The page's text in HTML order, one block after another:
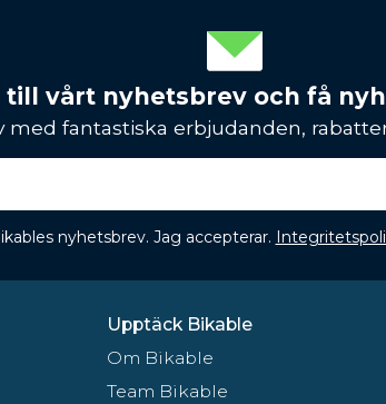
vårt nyhetsbrev och få
med fantastiska erbjudanden,
nyhetsbrev. Jag accepterar.
Upptäck Bikable
Om Bikable
Team Bikable